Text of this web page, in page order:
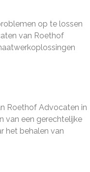
op te lossen
van Roethof
Roethof Advocaten in
van een gerechtelijke
het behalen van